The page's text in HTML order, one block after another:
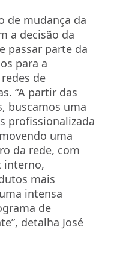
de mudança da
a decisão da
passar parte da
para a
de
“A partir das
buscamos uma
profissionalizada
uma
da rede, com
interno,
mais
intensa
de
detalha José